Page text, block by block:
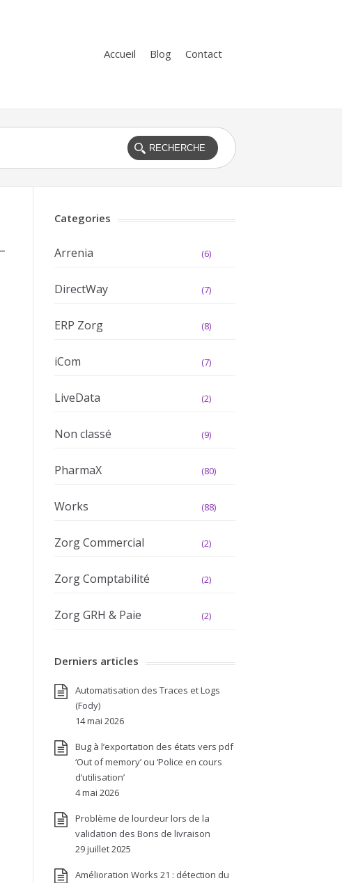
Accueil Blog Contact
Categories
Arrenia (6)
DirectWay (7)
ERP Zorg (8)
iCom (7)
LiveData (2)
Non classé (9)
PharmaX (80)
Works (88)
Zorg Commercial (2)
Zorg Comptabilité (2)
Zorg GRH & Paie (2)
Derniers articles
Automatisation des Traces et Logs
(Fody)
14 mai 2026
Bug à l’exportation des états vers pdf
‘Out of memory’ ou ‘Police en cours
d’utilisation’
4 mai 2026
Problème de lourdeur lors de la
validation des Bons de livraison
29 juillet 2025
Amélioration Works 21 : détection du